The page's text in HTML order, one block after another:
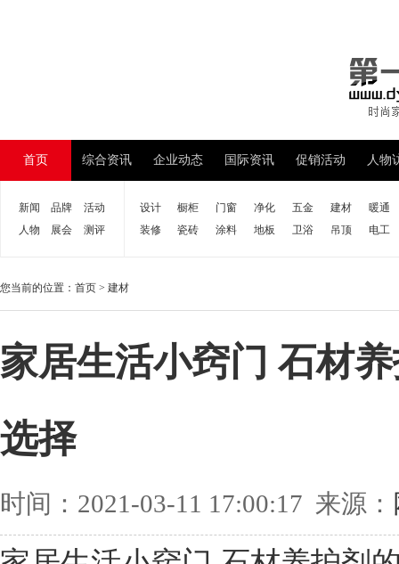
首页 综合资讯 企业动态 国际资讯 促销活动 人物
新闻 品牌
活动
人物
展会 测评
设计 橱柜 门窗 净化 五金 建材
暖通
装修
瓷砖 涂料 地板 卫浴 吊顶 电工
您当前的位置： 首页 > 建材
家居生活小窍门 石材
选择
时间：2021-03-11 17:00:17 来源：